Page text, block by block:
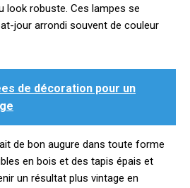
look robuste. Ces lampes se
jour arrondi souvent de couleur
de décoration pour un
de bon augure dans toute forme
en bois et des tapis épais et
un résultat plus vintage en